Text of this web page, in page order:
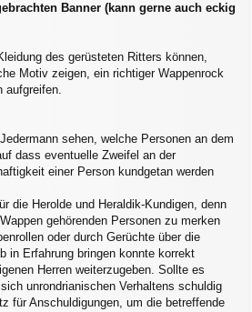
Banner (kann gerne auch eckig
des gerüsteten Ritters können,
Motiv zeigen, ein richtiger Wappenrock
aufgreifen.
sehen, welche Personen an dem
dass eventuelle Zweifel an der
einer Person kundgetan werden
die Herolde und Heraldik-Kundigen, denn
gehörenden Personen zu merken
oder durch Gerüchte über die
in Erfahrung bringen konnte korrekt
Herren weiterzugeben. Sollte es
unrondrianischen Verhaltens schuldig
für Anschuldigungen, um die betreffende